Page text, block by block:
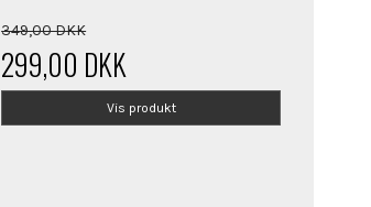
349,00 DKK
299,00 DKK
Vis produkt